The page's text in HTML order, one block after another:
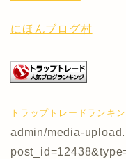
にほんブログ村
トラップトレードランキ
admin/media-